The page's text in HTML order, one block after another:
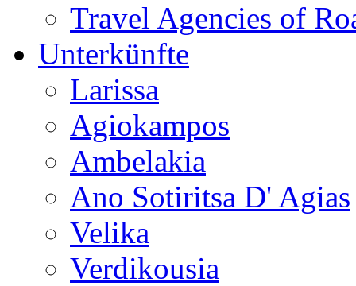
Travel Agencies of
Unterkünfte
Larissa
Agiokampos
Ambelakia
Ano Sotiritsa D' Agias
Velika
Verdikousia